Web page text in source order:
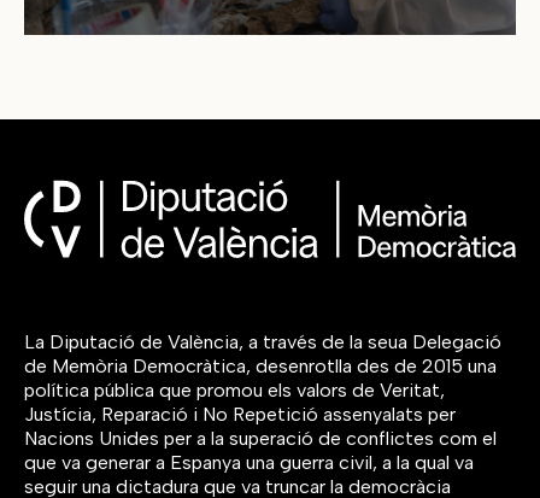
La Diputació de València, a través de la seua Delegació
de Memòria Democràtica, desenrotlla des de 2015 una
política pública que promou els valors de Veritat,
Justícia, Reparació i No Repetició assenyalats per
Nacions Unides per a la superació de conflictes com el
que va generar a Espanya una guerra civil, a la qual va
seguir una dictadura que va truncar la democràcia